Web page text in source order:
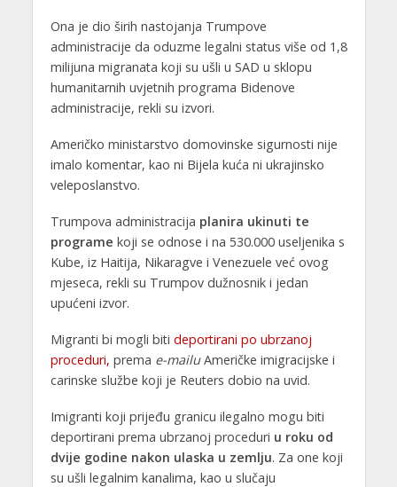
Ona je dio širih nastojanja Trumpove
administracije da oduzme legalni status više od 1,8
milijuna migranata koji su ušli u SAD u sklopu
humanitarnih uvjetnih programa Bidenove
administracije, rekli su izvori.
Američko ministarstvo domovinske sigurnosti nije
imalo komentar, kao ni Bijela kuća ni ukrajinsko
veleposlanstvo.
Trumpova administracija planira ukinuti te
programe koji se odnose i na 530.000 useljenika s
Kube, iz Haitija, Nikaragve i Venezuele već ovog
mjeseca, rekli su Trumpov dužnosnik i jedan
upućeni izvor.
Migranti bi mogli biti deportirani po ubrzanoj
proceduri, prema e-mailuAmeričke imigracijske i
carinske službe koji je Reuters dobio na uvid.
Imigranti koji prijeđu granicu ilegalno mogu biti
deportirani prema ubrzanoj proceduri u roku od
dvije godine nakon ulaska u zemlju. Za one koji
su ušli legalnim kanalima, kao u slučaju